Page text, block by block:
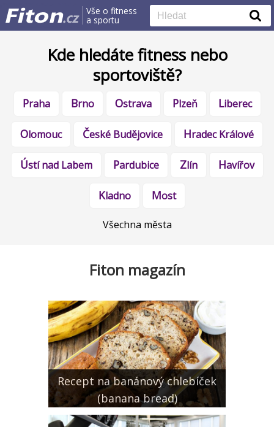
Vše o fitness
a sportu
Kde hledáte fitness nebo
sportoviště?
Praha Brno Ostrava Plzeň Liberec
Olomouc České Budějovice Hradec Králové
Ústí nad Labem Pardubice Zlín Havířov
Kladno Most
Všechna města
Fiton magazín
Recept na banánový chlebíček
(banana bread)